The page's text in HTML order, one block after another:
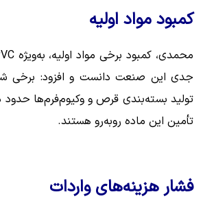
کمبود مواد اولیه
جدی این صنعت دانست و افزود: برخی
تولید بسته‌بندی قرص و وکیوم‌فرم‌ها
تأمین این ماده روبه‌رو هستند.
فشار هزینه‌های واردات